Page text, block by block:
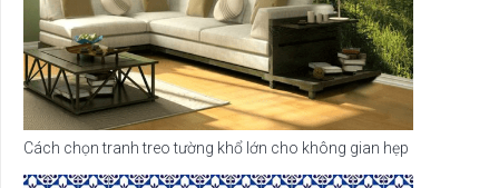
Cách chọn tranh treo tường khổ lớn cho không gian hẹp